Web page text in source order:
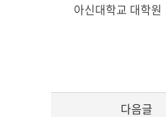
아신대학교 대학원
다음글